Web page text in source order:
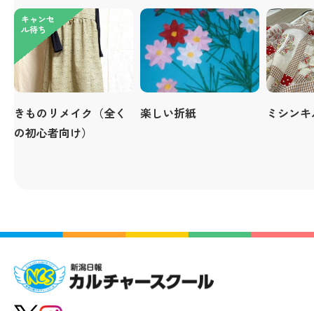
キャンセ
ル待ち
きものリメイク（全く
の初心者向け）
楽しい折紙 ミシン